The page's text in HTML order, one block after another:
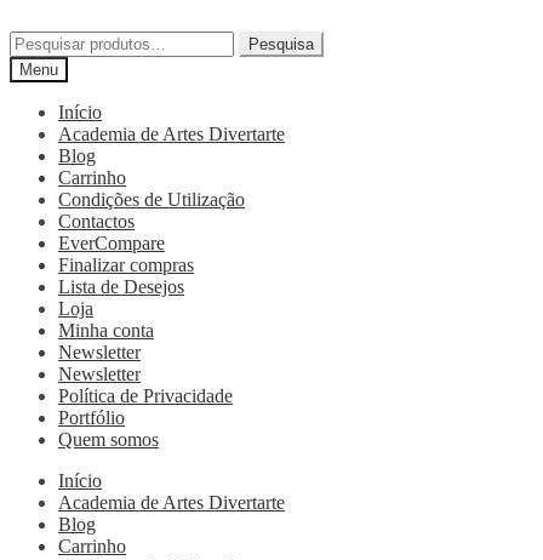
Pesquisa
Menu
Início
Academia de Artes Divertarte
Blog
Carrinho
Condições de Utilização
Contactos
EverCompare
Finalizar compras
Lista de Desejos
Loja
Minha conta
Newsletter
Newsletter
Política de Privacidade
Portfólio
Quem somos
Início
Academia de Artes Divertarte
Blog
Carrinho